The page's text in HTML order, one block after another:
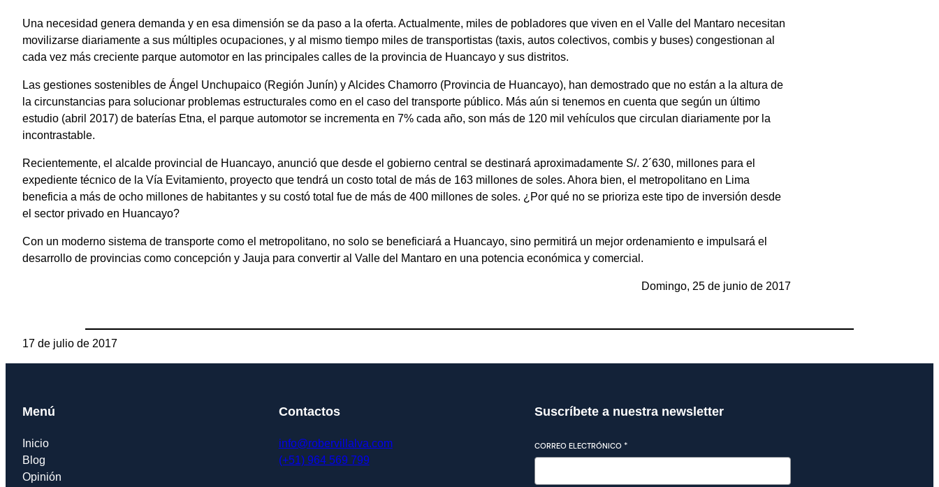
Una necesidad genera demanda y en esa dimensión se da paso a la oferta. Actualmente, miles de pobladores que viven en el Valle del Mantaro necesitan
movilizarse diariamente a sus múltiples ocupaciones, y al mismo tiempo miles de transportistas (taxis, autos colectivos, combis y buses) congestionan al
cada vez más creciente parque automotor en las principales calles de la provincia de Huancayo y sus distritos.
Las gestiones sostenibles de Ángel Unchupaico (Región Junín) y Alcides Chamorro (Provincia de Huancayo), han demostrado que no están a la altura de
la circunstancias para solucionar problemas estructurales como en el caso del transporte público. Más aún si tenemos en cuenta que según un último
estudio (abril 2017) de baterías Etna, el parque automotor se incrementa en 7% cada año, son más de 120 mil vehículos que circulan diariamente por la
incontrastable.
Recientemente, el alcalde provincial de Huancayo, anunció que desde el gobierno central se destinará aproximadamente S/. 2´630, millones para el
expediente técnico de la Vía Evitamiento, proyecto que tendrá un costo total de más de 163 millones de soles. Ahora bien, el metropolitano en Lima
beneficia a más de ocho millones de habitantes y su costó total fue de más de 400 millones de soles. ¿Por qué no se prioriza este tipo de inversión desde
el sector privado en Huancayo?
Con un moderno sistema de transporte como el metropolitano, no solo se beneficiará a Huancayo, sino permitirá un mejor ordenamiento e impulsará el
desarrollo de provincias como concepción y Jauja para convertir al Valle del Mantaro en una potencia económica y comercial.
Domingo, 25 de junio de 2017
17 de julio de 2017
Menú
Inicio
Blog
Opinión
Contactos
info@robervillalva.com
(+51) 964 569 799
Suscríbete a nuestra newsletter
CORREO ELECTRÓNICO *